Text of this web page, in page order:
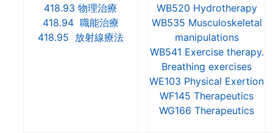
418.93 物理治療
418.94 職能治療
418.95 放射線療法
WB520 Hydrotherapy
WB535 Musculoskeletal
manipulations
WB541 Exercise therapy.
Breathing exercises
WE103 Physical Exertion
WF145 Therapeutics
WG166 Therapeutics